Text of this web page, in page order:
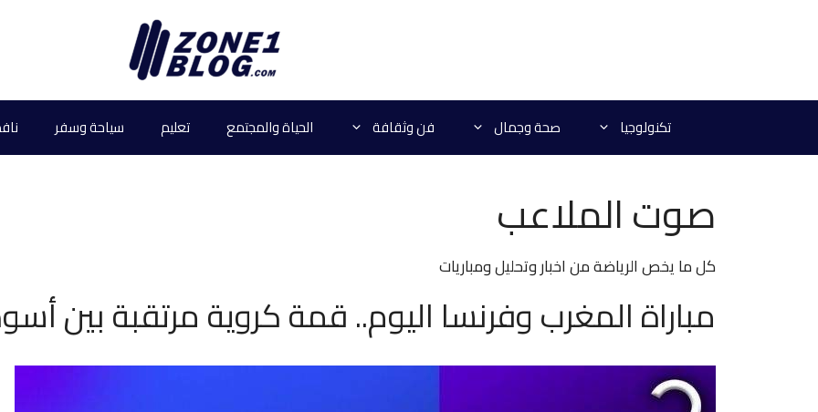
تكنولوجيا صحة وجمال فن وثقافة الحياة والمجتمع تعليم سياحة وسفر
صوت الملاعب
كل ما يخص الرياضة من اخبار وتحليل ومباريات
مباراة المغرب وفرنسا اليوم.. قمة كروية مرتقبة بين